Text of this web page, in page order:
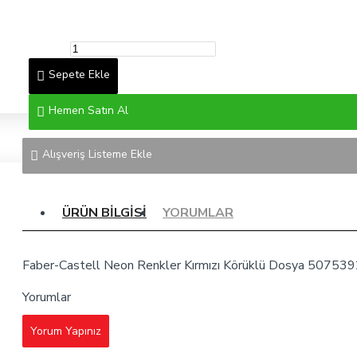
Sepete Ekle
Hemen Satın Al
Alışveriş Listeme Ekle
ÜRÜN BILGISI YORUMLAR
Faber-Castell Neon Renkler Kırmızı Körüklü Dosya
Yorumlar
Yorum Yapınız